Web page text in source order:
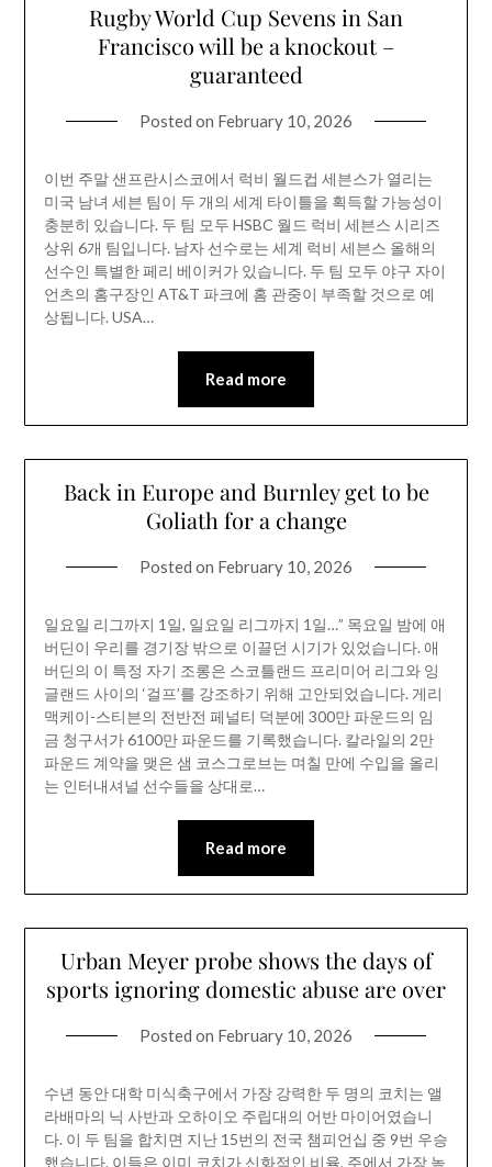
Rugby World Cup Sevens in San
Francisco will be a knockout –
guaranteed
Posted on February 10, 2026
이번 주말 샌프란시스코에서 럭비 월드컵 세븐스가 열리는
미국 남녀 세븐 팀이 두 개의 세계 타이틀을 획득할 가능성이
충분히 있습니다. 두 팀 모두 HSBC 월드 럭비 세븐스 시리즈
상위 6개 팀입니다. 남자 선수로는 세계 럭비 세븐스 올해의
선수인 특별한 페리 베이커가 있습니다. 두 팀 모두 야구 자이
언츠의 홈구장인 AT&T 파크에 홈 관중이 부족할 것으로 예
상됩니다. USA…
Read more
Back in Europe and Burnley get to be
Goliath for a change
Posted on February 10, 2026
일요일 리그까지 1일, 일요일 리그까지 1일…” 목요일 밤에 애
버딘이 우리를 경기장 밖으로 이끌던 시기가 있었습니다. 애
버딘의 이 특정 자기 조롱은 스코틀랜드 프리미어 리그와 잉
글랜드 사이의 ‘걸프’를 강조하기 위해 고안되었습니다. 게리
맥케이-스티븐의 전반전 페널티 덕분에 300만 파운드의 임
금 청구서가 6100만 파운드를 기록했습니다. 칼라일의 2만
파운드 계약을 맺은 샘 코스그로브는 며칠 만에 수입을 올리
는 인터내셔널 선수들을 상대로…
Read more
Urban Meyer probe shows the days of
sports ignoring domestic abuse are over
Posted on February 10, 2026
수년 동안 대학 미식축구에서 가장 강력한 두 명의 코치는 앨
라배마의 닉 사반과 오하이오 주립대의 어반 마이어였습니
다. 이 두 팀을 합치면 지난 15번의 전국 챔피언십 중 9번 우승
했습니다. 이들은 이미 코치가 신화적인 비율, 주에서 가장 높